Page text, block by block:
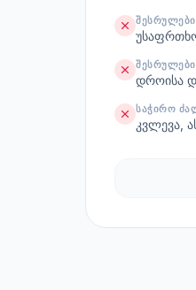
დროისა
ᲡᲐᲭᲘᲠᲝ
კვლევა,